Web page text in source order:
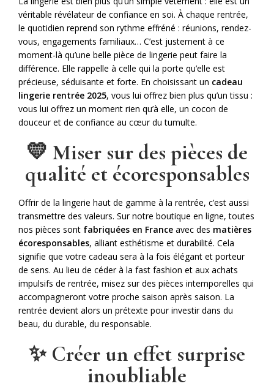
véritable révélateur de confiance en soi. À chaque rentrée,
le quotidien reprend son rythme effréné : réunions, rendez-
vous, engagements familiaux… C’est justement à ce
moment-là qu’une belle pièce de lingerie peut faire la
différence. Elle rappelle à celle qui la porte qu’elle est
précieuse, séduisante et forte. En choisissant un cadeau
lingerie rentrée 2025, vous lui offrez bien plus qu’un tissu :
vous lui offrez un moment rien qu’à elle, un cocon de
douceur et de confiance au cœur du tumulte.
💛 Miser sur des pièces de
qualité et écoresponsables
Offrir de la lingerie haut de gamme à la rentrée, c’est aussi
transmettre des valeurs. Sur notre boutique en ligne, toutes
nos pièces sont fabriquées en France avec des matières
écoresponsables, alliant esthétisme et durabilité. Cela
signifie que votre cadeau sera à la fois élégant et porteur
de sens. Au lieu de céder à la fast fashion et aux achats
impulsifs de rentrée, misez sur des pièces intemporelles qui
accompagneront votre proche saison après saison. La
rentrée devient alors un prétexte pour investir dans du
beau, du durable, du responsable.
✨ Créer un effet surprise
inoubliable